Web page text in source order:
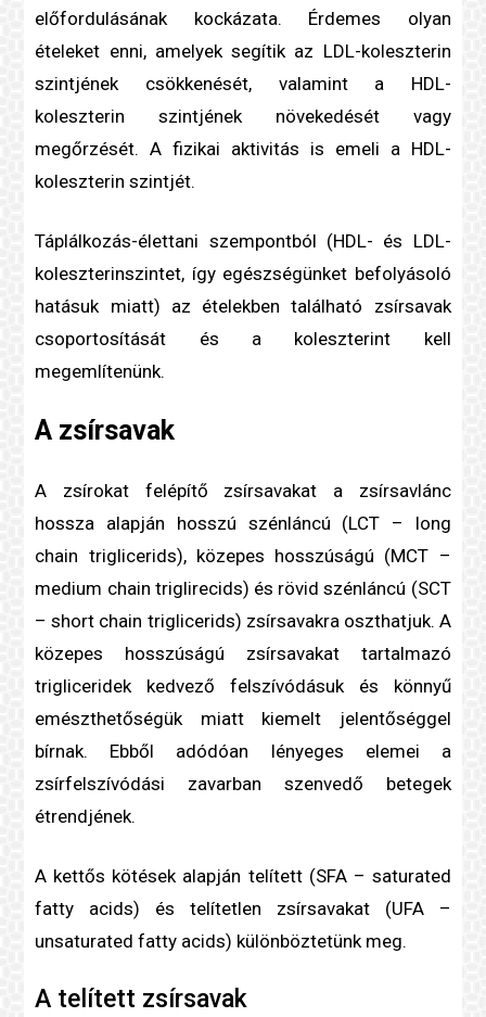
előfordulásának kockázata. Érdemes olyan
ételeket enni, amelyek segítik az LDL-koleszterin
szintjének csökkenését, valamint a HDL-
koleszterin szintjének növekedését vagy
megőrzését. A fizikai aktivitás is emeli a HDL-
koleszterin szintjét.
Táplálkozás-élettani szempontból (HDL- és LDL-
koleszterinszintet, így egészségünket befolyásoló
hatásuk miatt) az ételekben található zsírsavak
csoportosítását és a koleszterint kell
megemlítenünk.
A zsírsavak
A zsírokat felépítő zsírsavakat a zsírsavlánc
hossza alapján hosszú szénláncú (LCT – long
chain triglicerids), közepes hosszúságú (MCT –
medium chain triglirecids) és rövid szénláncú (SCT
– short chain triglicerids) zsírsavakra oszthatjuk. A
közepes hosszúságú zsírsavakat tartalmazó
trigliceridek kedvező felszívódásuk és könnyű
emészthetőségük miatt kiemelt jelentőséggel
bírnak. Ebből adódóan lényeges elemei a
zsírfelszívódási zavarban szenvedő betegek
étrendjének.
A kettős kötések alapján telített (SFA – saturated
fatty acids) és telítetlen zsírsavakat (UFA –
unsaturated fatty acids) különböztetünk meg.
A telített zsírsavak